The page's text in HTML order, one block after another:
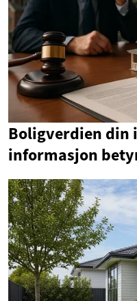
Boligverdien din
informasjon